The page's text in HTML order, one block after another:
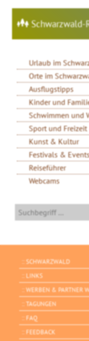
Schwarzwald-
Urlaub im
Orte im
Ausflugstipps
Kinder und
Schwimmen und
Sport und Freizeit
Kunst & Kultur
Festivals &
Reiseführer
Webcams
SCHWARZWALD
LINKS
WERBEN & PARTNER
TAGUNGEN
FAQ
FEEDBACK